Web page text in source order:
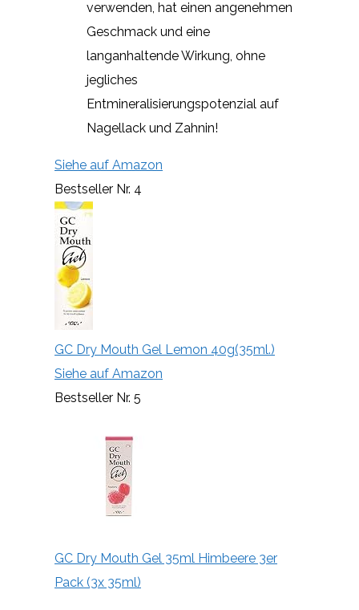
verwenden, hat einen angenehmen
Geschmack und eine
langanhaltende Wirkung, ohne
jegliches
Entmineralisierungspotenzial auf
Nagellack und Zahnin!
Siehe auf Amazon
Bestseller Nr. 4
GC Dry Mouth Gel Lemon 40g(35ml.)
Siehe auf Amazon
Bestseller Nr. 5
GC Dry Mouth Gel 35ml Himbeere 3er
Pack (3x 35ml)